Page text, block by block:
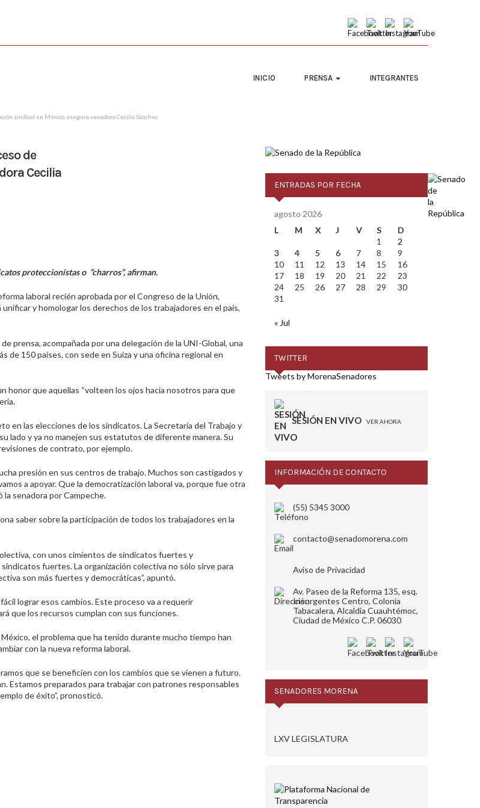
INICIO PRENSA INTEGRANTES
sindical en México, asegura senadora Cecilia Sánchez
de
Cecilia
proteccionistas o “charros”, afirman.
laboral recién aprobada por el Congreso de la Unión,
y homologar los derechos de los trabajadores en el país,
prensa, acompañada por una delegación de la UNI-Global, una
150 países, con sede en Suiza y una oficina regional en
honor que aquellas “volteen los ojos hacia nosotros para que
en las elecciones de los sindicatos. La Secretaría del Trabajo y
lado y ya no manejen sus estatutos de diferente manera. Su
de contrato, por ejemplo.
presión en sus centros de trabajo. Muchos son castigados y
a apoyar. Que la democratización laboral va, porque fue otra
la senadora por Campeche.
saber sobre la participación de todos los trabajadores en la
con unos cimientos de sindicatos fuertes y
fuertes. La organización colectiva no sólo sirve para
son más fuertes y democráticas”, apuntó.
lograr esos cambios. Este proceso va a requerir
que los recursos cumplan con sus funciones.
el problema que ha tenido durante mucho tiempo han
con la nueva reforma laboral.
que se beneficien con los cambios que se vienen a futuro.
Estamos preparados para trabajar con patrones responsables
de éxito”, pronosticó.
ENTRADAS POR FECHA
agosto 2026
L
M X J V S
D
1
2
3
4 5 6 7 8
9
10
11 12 13 14 15
16
17
18 19 20 21 22
23
24
25 26 27 28 29
30
31
« Jul
TWITTER
Tweets by MorenaSenadores
SESIÓN EN VIVO VER AHORA
INFORMACIÓN DE CONTACTO
(55) 5345 3000
contacto@senadomorena.com
Aviso de Privacidad
Av. Paseo de la Reforma 135, esq.
Insurgentes Centro, Colonia
Tabacalera, Alcaldía Cuauhtémoc,
Ciudad de México C.P. 06030
SENADORES MORENA
LXV LEGISLATURA